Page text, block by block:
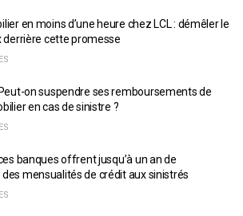
en moins d’une heure chez LCL : démêler le
derrière cette promesse
on suspendre ses remboursements de
en cas de sinistre ?
banques offrent jusqu’à un an de
mensualités de crédit aux sinistrés